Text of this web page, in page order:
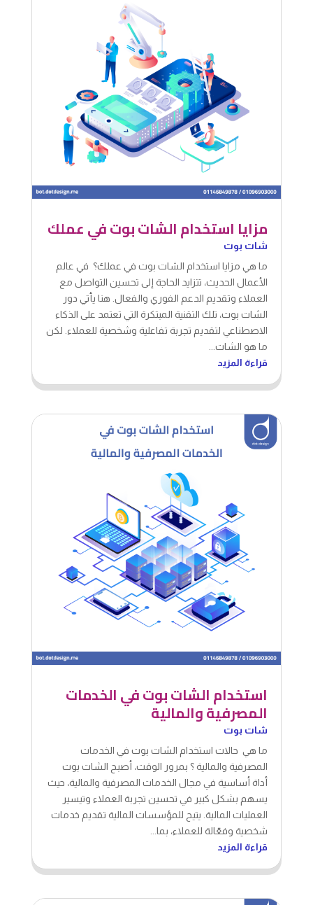
مزايا استخدام الشات بوت في عملك
شات بوت
ما هي مزايا استخدام الشات بوت في عملك؟ في عالم
الأعمال الحديث، تتزايد الحاجة إلى تحسين التواصل مع
العملاء وتقديم الدعم الفوري والفعال. هنا يأتي دور
الشات بوت، تلك التقنية المبتكرة التي تعتمد على الذكاء
الاصطناعي لتقديم تجربة تفاعلية وشخصية للعملاء. لكن
ما هو الشات...
قراءة المزيد
استخدام الشات بوت في الخدمات
المصرفية والمالية
شات بوت
ما هي حالات استخدام الشات بوت في الخدمات
المصرفية والمالية ؟ بمرور الوقت، أصبح الشات بوت
أداة أساسية في مجال الخدمات المصرفية والمالية، حيث
يسهم بشكل كبير في تحسين تجربة العملاء وتيسير
العمليات المالية. يتيح للمؤسسات المالية تقديم خدمات
شخصية وفعّالة للعملاء، بما...
قراءة المزيد